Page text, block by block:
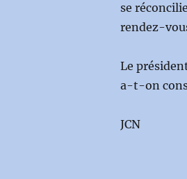
se
rendez-
Le
a-t-on
JCN